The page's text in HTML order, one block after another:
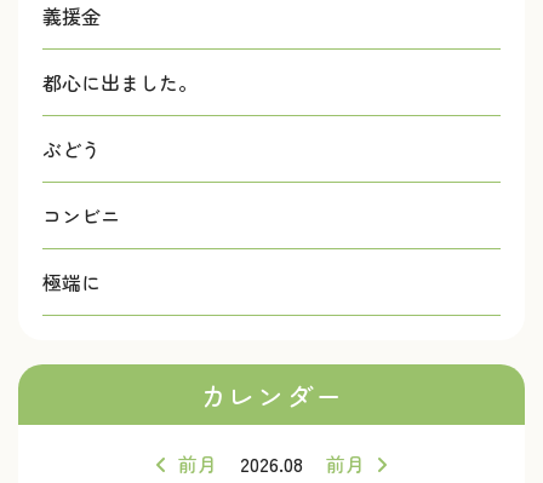
義援金
都心に出ました。
ぶどう
コンビニ
極端に
カレンダー
前月 2026.08
前月